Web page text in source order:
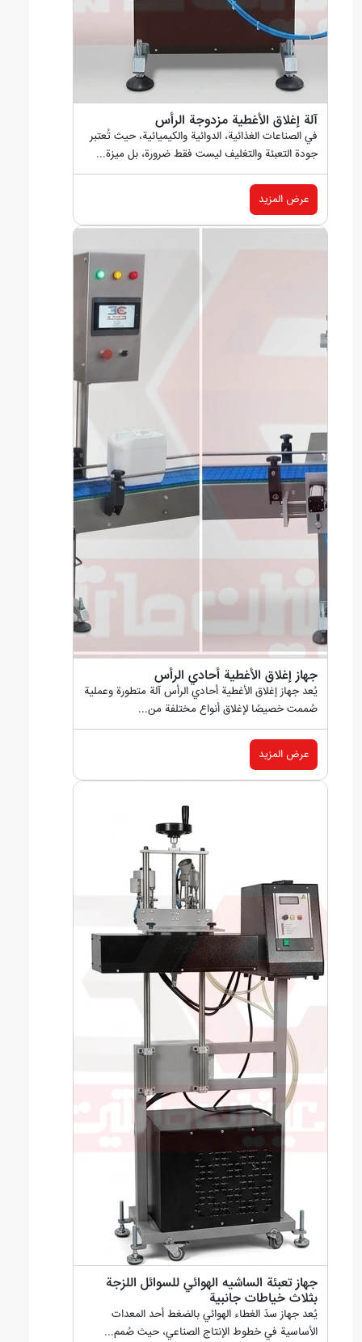
آلة إغلاق الأغطية مزدوجة الرأس
في الصناعات الغذائية، الدوائية والكيميائية، حيث تُعتبر
جودة التعبئة والتغليف ليست فقط ضرورة، بل ميزة...
عرض المزيد
جهاز إغلاق الأغطية أحادي الرأس
يُعد جهاز إغلاق الأغطية أحادي الرأس آلة متطورة وعملية
صُممت خصيصًا لإغلاق أنواع مختلفة من...
عرض المزيد
جهاز تعبئة الساشيه الهوائي للسوائل اللزجة
بثلاث خياطات جانبية
يُعد جهاز سدّ الغطاء الهوائي بالضغط أحد المعدات
الأساسية في خطوط الإنتاج الصناعي، حيث صُمم...